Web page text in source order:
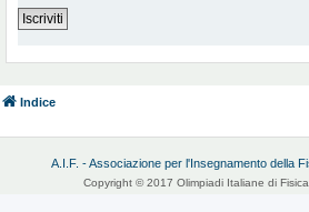
Iscriviti
Indice
A.I.F. - Associazione per l'Insegnamento della
Copyright © 2017 Olimpiadi Italiane di